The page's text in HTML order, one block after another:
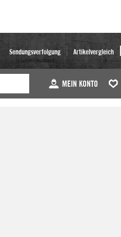
Sendungsverfolgung Artikelvergleich
MEIN KONTO